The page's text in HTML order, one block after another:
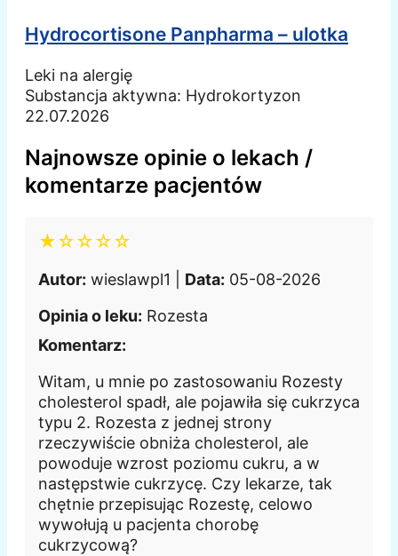
Hydrocortisone Panpharma – ulotka
Leki na alergię
Substancja aktywna: Hydrokortyzon
22.07.2026
Najnowsze opinie o lekach /
komentarze pacjentów
★☆☆☆☆
Autor: wieslawpl1 | Data: 05-08-2026
Opinia o leku: Rozesta
Komentarz:
Witam, u mnie po zastosowaniu Rozesty
cholesterol spadł, ale pojawiła się cukrzyca
typu 2. Rozesta z jednej strony
rzeczywiście obniża cholesterol, ale
powoduje wzrost poziomu cukru, a w
następstwie cukrzycę. Czy lekarze, tak
chętnie przepisując Rozestę, celowo
wywołują u pacjenta chorobę
cukrzycową?